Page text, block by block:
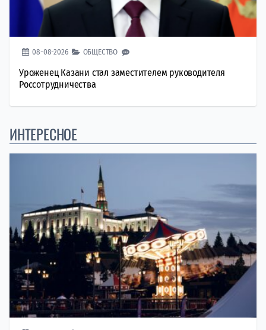
08-08-2026 ОБЩЕСТВО
Уроженец Казани стал заместителем руководителя
Россотрудничества
ИНТЕРЕСНОЕ